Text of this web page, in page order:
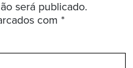
será publicado.
com *